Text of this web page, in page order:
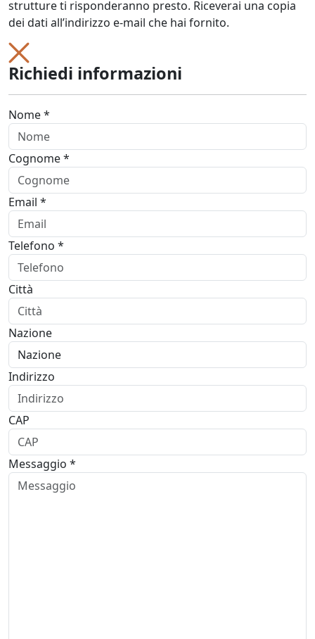
strutture ti risponderanno presto. Riceverai una copia
dei dati all’indirizzo e-mail che hai fornito.
Richiedi informazioni
Nome *
Cognome *
Email *
Telefono *
Città
Nazione
Indirizzo
CAP
Messaggio *